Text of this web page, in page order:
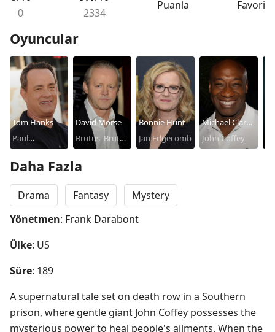
0
2334
Puanla Favori
Oyuncular
Tom Hanks
Paul
David Morse
Brutus 'Brutal'
Bonnie Hunt
Jan Edgecomb
Michael Clarke
Duncan
John Coffey
Daha Fazla
Drama Fantasy
Mystery
Yönetmen: Frank Darabont
Ülke: US
Süre: 189
A supernatural tale set on death row in a Southern
prison, where gentle giant John Coffey possesses the
mysterious power to heal people's ailments. When the